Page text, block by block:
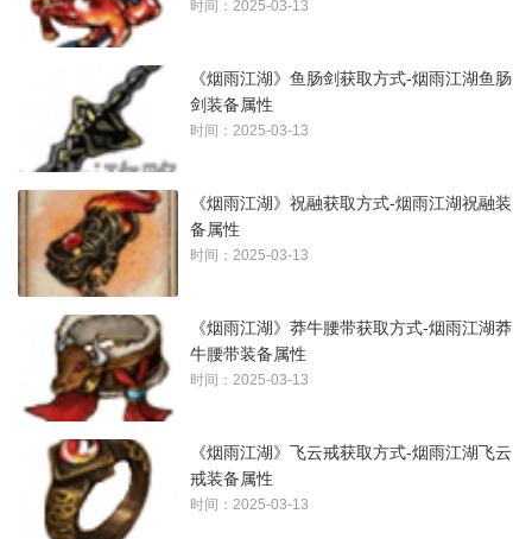
时间：2025-03-13
《烟雨江湖》鱼肠剑获取方式-烟雨江湖鱼肠
剑装备属性
时间：2025-03-13
《烟雨江湖》祝融获取方式-烟雨江湖祝融装
备属性
时间：2025-03-13
《烟雨江湖》莽牛腰带获取方式-烟雨江湖莽
牛腰带装备属性
时间：2025-03-13
《烟雨江湖》飞云戒获取方式-烟雨江湖飞云
戒装备属性
时间：2025-03-13